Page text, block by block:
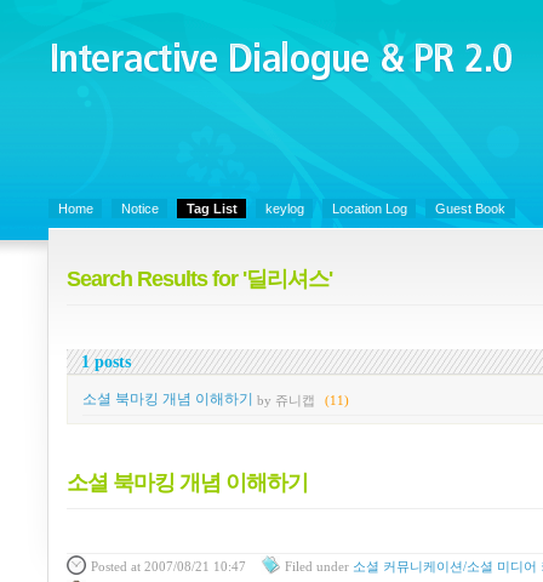
Interactive Dialogue &
PR 2.0
Home Notice Tag List keylog Location Log Guest Book
Search Results for '딜리셔스'
1 posts
소셜 북마킹 개념 이해하기 by 쥬니캡 (11)
소셜 북마킹 개념 이해하기
Posted at 2007/08/21 10:47 Filed under 소셜 커뮤니케이션/소셜 미디어